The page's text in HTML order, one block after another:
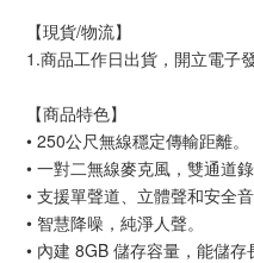
【現貨/物流】
1.商品工作日出貨，開立電子
【商品特色】
• 250公尺無線穩定傳輸距離。
• 一對二無線麥克風，雙通道
• 支援單聲道、立體聲和安全
• 智慧降噪，純淨人聲。
• 內建 8GB 儲存容量，能儲